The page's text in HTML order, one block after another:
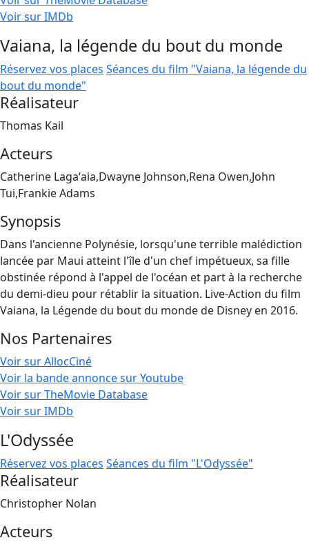
Voir sur IMDb
Vaiana, la légende du bout du monde
Réservez vos places Séances du film "Vaiana, la légende du
bout du monde"
Réalisateur
Thomas Kail
Acteurs
Catherine Lagaʻaia,Dwayne Johnson,Rena Owen,John
Tui,Frankie Adams
Synopsis
Dans l'ancienne Polynésie, lorsqu'une terrible malédiction
lancée par Maui atteint l'île d'un chef impétueux, sa fille
obstinée répond à l'appel de l'océan et part à la recherche
du demi-dieu pour rétablir la situation. Live-Action du film
Vaiana, la Légende du bout du monde de Disney en 2016.
Nos Partenaires
Voir sur AllocCiné
Voir la bande annonce sur Youtube
Voir sur TheMovie Database
Voir sur IMDb
L'Odyssée
Réservez vos places Séances du film "L'Odyssée"
Réalisateur
Christopher Nolan
Acteurs